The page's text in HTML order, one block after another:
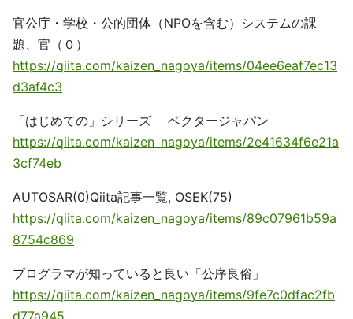
官公庁・学校・公的団体（NPOを含む）システムの課
題、官（０）
https://qiita.com/kaizen_nagoya/items/04ee6eaf7ec13
d3af4c3
「はじめての」シリーズ ベクタージャパン
https://qiita.com/kaizen_nagoya/items/2e41634f6e21a
3cf74eb
AUTOSAR(0)Qiita記事一覧, OSEK(75)
https://qiita.com/kaizen_nagoya/items/89c07961b59a
8754c869
プログラマが知っていると良い「公序良俗」
https://qiita.com/kaizen_nagoya/items/9fe7c0dfac2fb
d77a945